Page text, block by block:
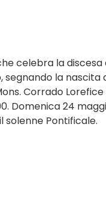
celebra la discesa
la nascita
Corrado
Domenica 24
solenne Pontificale.